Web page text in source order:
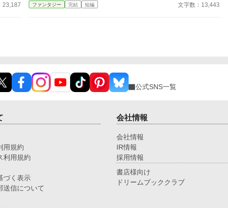
救済」の重みと温かさを感じ取ることでしょう。 これ
23,187 ファンタジー 完結 短編 文字数：13,443
公式SNS一覧
用規約
利用規約
づく表示
送信について
会社情報
会社情報
IR情報
採用情報
書店様向け
ドリームブッククラブ